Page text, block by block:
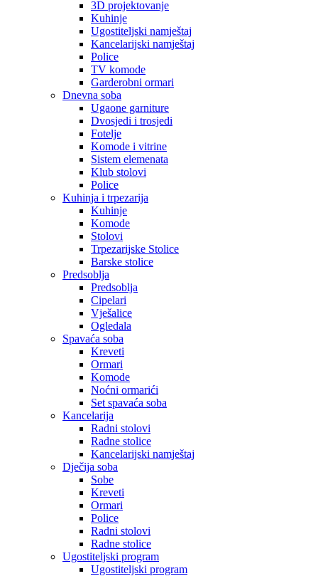
3D projektovanje
Kuhinje
Ugostiteljski namještaj
Kancelarijski namještaj
Police
TV komode
Garderobni ormari
Dnevna soba
Ugaone garniture
Dvosjedi i trosjedi
Fotelje
Komode i vitrine
Sistem elemenata
Klub stolovi
Police
Kuhinja i trpezarija
Kuhinje
Komode
Stolovi
Trpezarijske Stolice
Barske stolice
Predsoblja
Predsoblja
Cipelari
Vješalice
Ogledala
Spavaća soba
Kreveti
Ormari
Komode
Noćni ormarići
Set spavaća soba
Kancelarija
Radni stolovi
Radne stolice
Kancelarijski namještaj
Dječija soba
Sobe
Kreveti
Ormari
Police
Radni stolovi
Radne stolice
Ugostiteljski program
Ugostiteljski program